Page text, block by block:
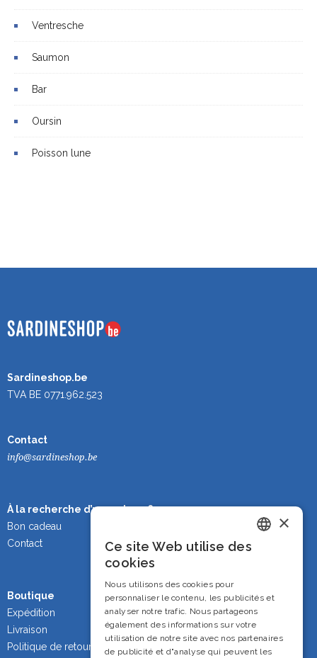
Ventresche
Saumon
Bar
Oursin
Poisson lune
Sardineshop.be
TVA BE 0771.962.523
Contact
info@sardineshop.be
À la recherche d’un cadeau ?
Bon cadeau
Contact
Boutique
Expédition
Livraison
Politique de retour
×
Ce site Web utilise des
cookies
Nous utilisons des cookies pour
personnaliser le contenu, les publicités et
analyser notre trafic. Nous partageons
également des informations sur votre
utilisation de notre site avec nos partenaires
de publicité et d"analyse qui peuvent les